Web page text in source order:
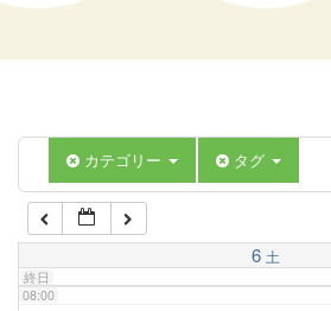
カテゴリー タグ
6 土
終日
04:00
07:00
08:00